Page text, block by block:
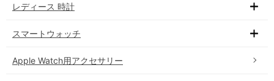
レディース 時計
スマートウォッチ
Apple Watch用アクセサリー